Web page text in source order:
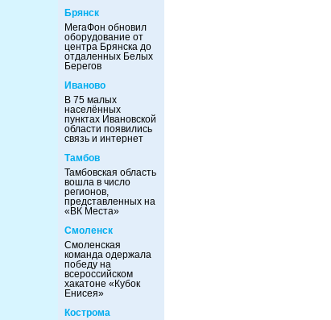
Брянск
МегаФон обновил
оборудование от
центра Брянска до
отдаленных Белых
Берегов
Иваново
В 75 малых
населённых
пунктах Ивановской
области появились
связь и интернет
Тамбов
Тамбовская область
вошла в число
регионов,
представленных на
«ВК Места»
Смоленск
Смоленская
команда одержала
победу на
всероссийском
хакатоне «Кубок
Енисея»
Кострома